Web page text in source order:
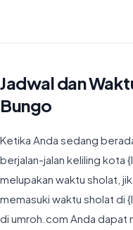
Jadwal dan
Bungo
Ketika Anda sedang
berjalan-jalan keliling kota
melupakan waktu sholat,
memasuki waktu sholat di
di umroh.com Anda dapat